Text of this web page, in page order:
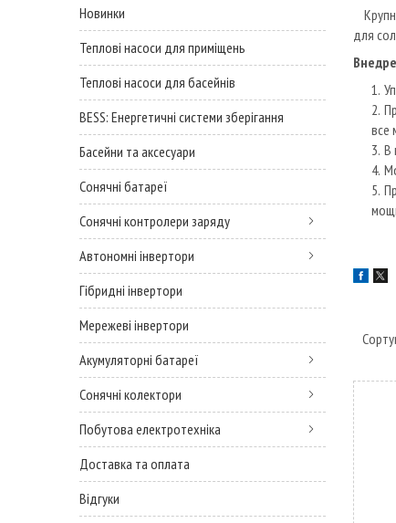
для
все
В
Новинки
Теплові насоси для приміщень
Теплові насоси для басейнів
BESS: Енергетичні системи зберігання
Басейни та аксесуари
Сонячні батареї
Сонячні контролери заряду
Автономні інвертори
Гібридні інвертори
Мережеві інвертори
Акумуляторні батареї
Сонячні колектори
Побутова електротехніка
Доставка та оплата
Відгуки